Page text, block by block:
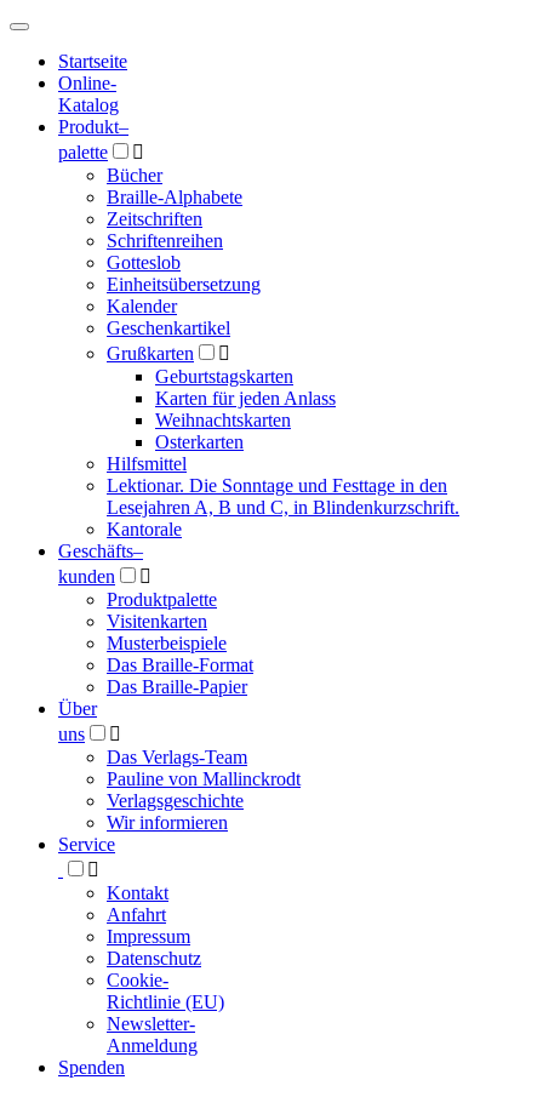
Hauptmenü
Hauptmenü
Startseite
Online-
Katalog
Produkt–
palette

Bücher
Braille-Alphabete
Zeitschriften
Schriftenreihen
Gotteslob
Einheitsübersetzung
Kalender
Geschenkartikel
Grußkarten

Geburtstagskarten
Karten für jeden Anlass
Weihnachtskarten
Osterkarten
Hilfsmittel
Lektionar. Die Sonntage und Festtage in den
Lesejahren A, B und C, in Blindenkurzschrift.
Kantorale
Geschäfts­–
kunden

Produktpalette
Visitenkarten
Musterbeispiele
Das Braille-Format
Das Braille-Papier
Über
uns

Das Verlags-Team
Pauline von Mallinckrodt
Verlagsgeschichte
Wir informieren
Service

Kontakt
Anfahrt
Impressum
Datenschutz
Cookie-
Richtlinie (EU)
Newsletter-
Anmeldung
Spenden